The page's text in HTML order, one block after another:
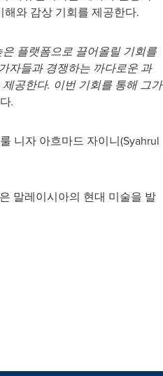
와 감상 기회를 제공한다.
플랫폼으로 끌어올릴 기회를
자들과 경쟁하는 까다로운 과
공한다. 이번 기회를 통해 그가
.
니자 아흐마드 자이니(Syahrul
말레이시아의 현대 미술을 발